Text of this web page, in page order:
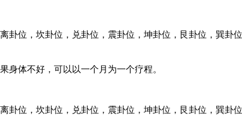
卦位，坎卦位，兑卦位，震卦位，坤卦位，艮卦位，巽
体不好，可以以一个月为一个疗程。
卦位，坎卦位，兑卦位，震卦位，坤卦位，艮卦位，巽